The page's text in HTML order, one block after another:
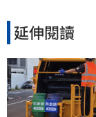
延伸閱讀